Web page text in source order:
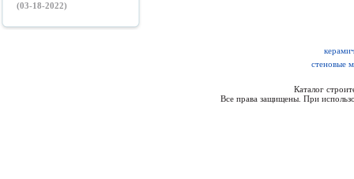
(03-18-2022)
стеновые
Каталог
Все права защищены. При